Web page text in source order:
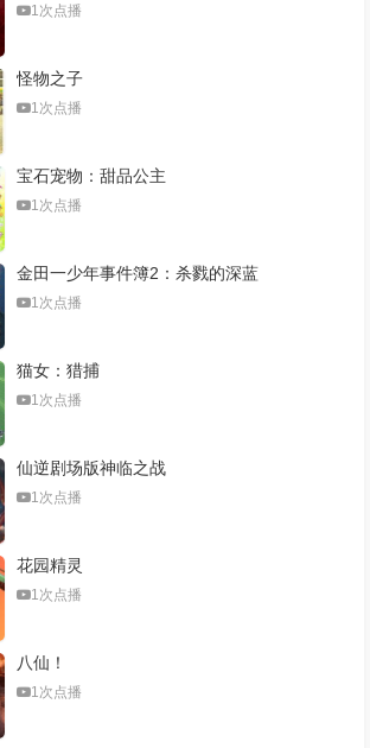
1次点播
怪物之子
1次点播
宝石宠物：甜品公主
1次点播
金田一少年事件簿2：杀戮的深蓝
1次点播
猫女：猎捕
1次点播
仙逆剧场版神临之战
1次点播
花园精灵
1次点播
八仙！
1次点播